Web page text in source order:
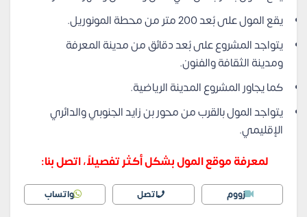
يقع المول على بُعد 200 متر من محطة المونوريل.
يتواجد المشروع على بُعد دقائق من مدينة المعرفة
ومدينة الثقافة والفنون.
كما يجاور المشروع المدينة الرياضية.
يتواجد المول بالقرب من محور بن زايد الجنوبي والدائري
الإقليمي.
لمعرفة موقع المول بشكل أكثر تفصيلاً، اتصل بنا:
زووم اتصل واتساب